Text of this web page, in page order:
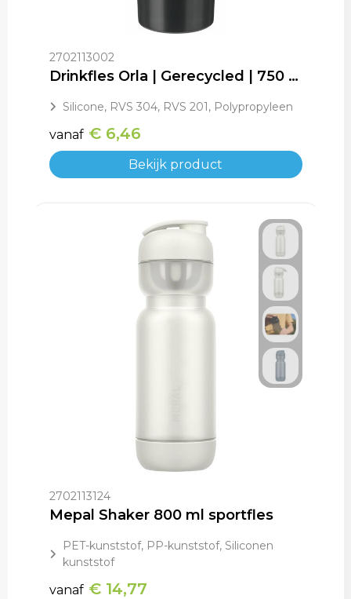
2702113002
Drinkfles Orla | Gerecycled | 750 ml
Silicone, RVS 304, RVS 201, Polypropyleen
vanaf € 6,46
Bekijk product
2702113124
Mepal Shaker 800 ml sportfles
PET-kunststof, PP-kunststof, Siliconen
kunststof
vanaf € 14,77